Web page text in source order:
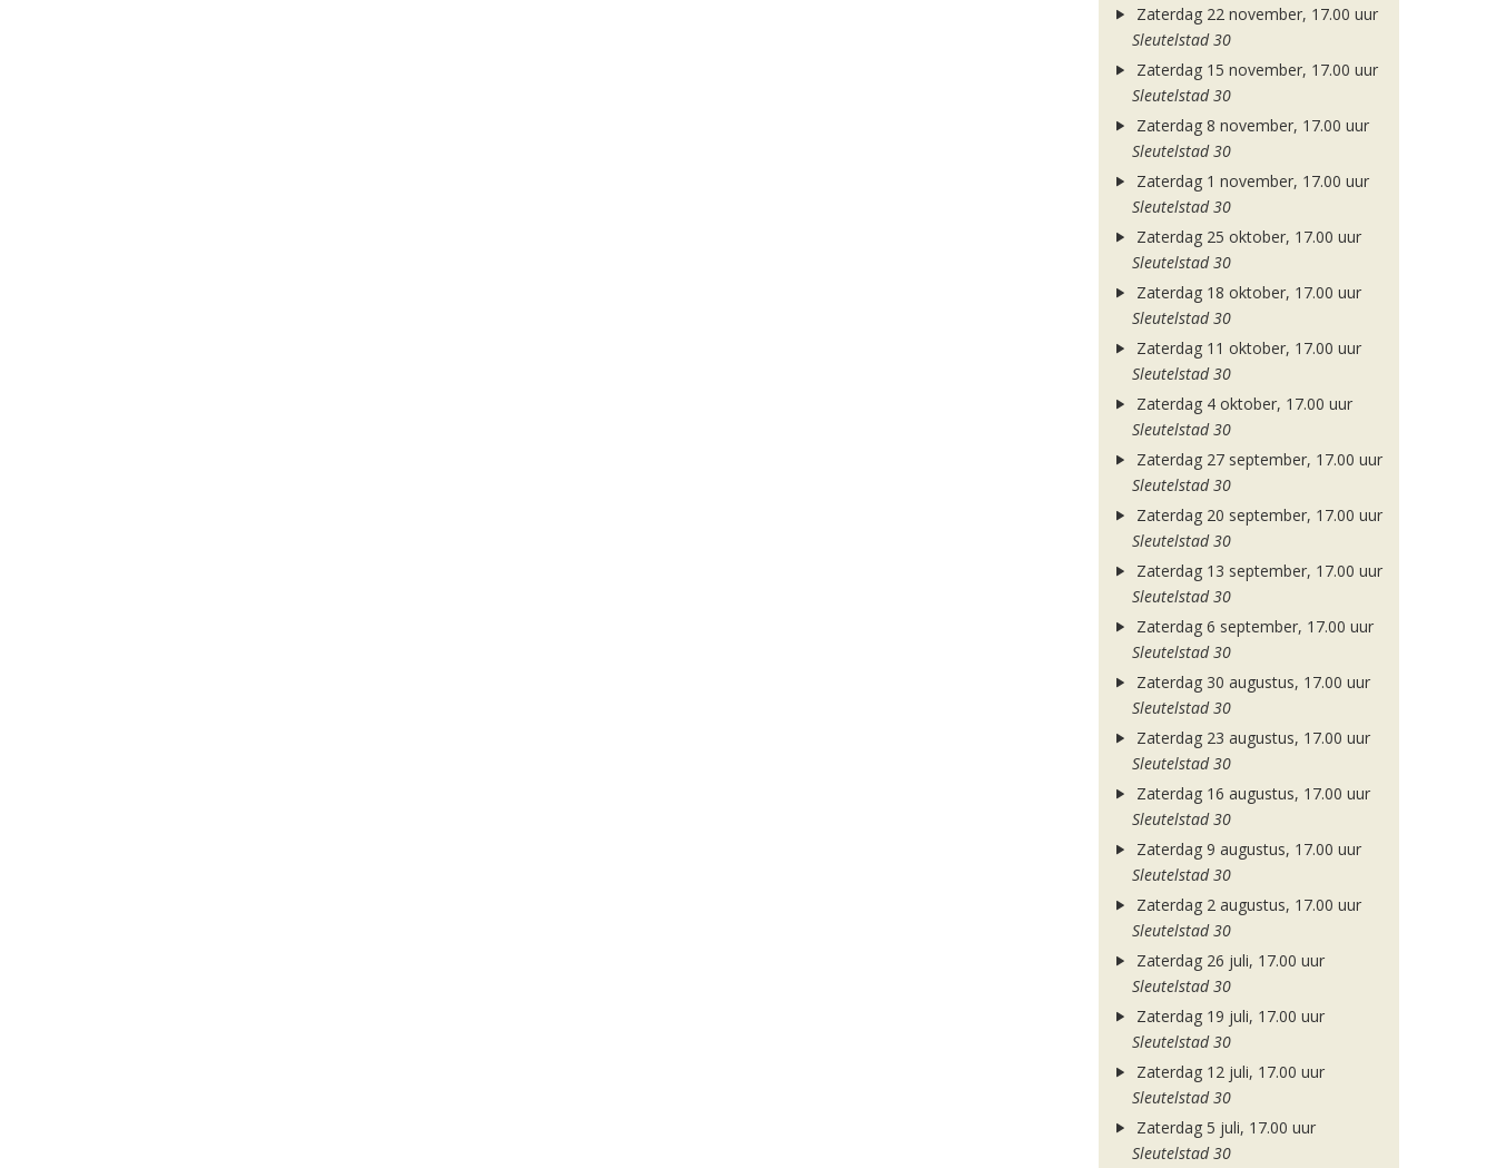
Zaterdag 22 november, 17.00 uur
Sleutelstad 30
Zaterdag 15 november, 17.00 uur
Sleutelstad 30
Zaterdag 8 november, 17.00 uur
Sleutelstad 30
Zaterdag 1 november, 17.00 uur
Sleutelstad 30
Zaterdag 25 oktober, 17.00 uur
Sleutelstad 30
Zaterdag 18 oktober, 17.00 uur
Sleutelstad 30
Zaterdag 11 oktober, 17.00 uur
Sleutelstad 30
Zaterdag 4 oktober, 17.00 uur
Sleutelstad 30
Zaterdag 27 september, 17.00 uur
Sleutelstad 30
Zaterdag 20 september, 17.00 uur
Sleutelstad 30
Zaterdag 13 september, 17.00 uur
Sleutelstad 30
Zaterdag 6 september, 17.00 uur
Sleutelstad 30
Zaterdag 30 augustus, 17.00 uur
Sleutelstad 30
Zaterdag 23 augustus, 17.00 uur
Sleutelstad 30
Zaterdag 16 augustus, 17.00 uur
Sleutelstad 30
Zaterdag 9 augustus, 17.00 uur
Sleutelstad 30
Zaterdag 2 augustus, 17.00 uur
Sleutelstad 30
Zaterdag 26 juli, 17.00 uur
Sleutelstad 30
Zaterdag 19 juli, 17.00 uur
Sleutelstad 30
Zaterdag 12 juli, 17.00 uur
Sleutelstad 30
Zaterdag 5 juli, 17.00 uur
Sleutelstad 30